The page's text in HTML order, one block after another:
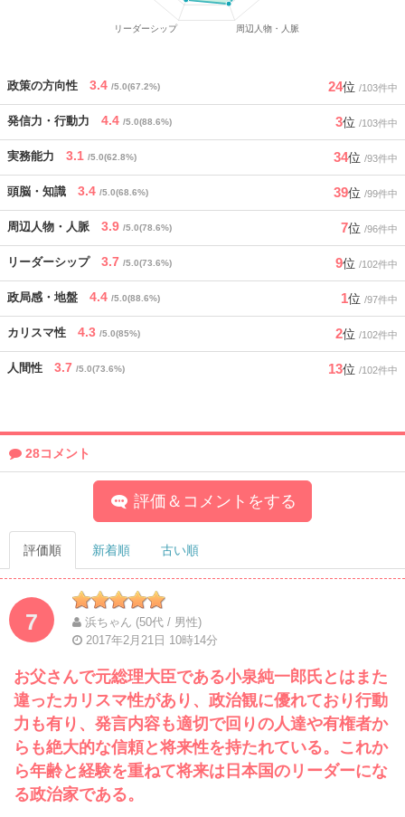
政策の方向性 3.4 /5.0(67.2%) 24位 /103件中
発信力・行動力 4.4 /5.0(88.6%) 3位 /103件中
実務能力 3.1 /5.0(62.8%) 34位 /93件中
頭脳・知識 3.4 /5.0(68.6%) 39位 /99件中
周辺人物・人脈 3.9 /5.0(78.6%) 7位 /96件中
リーダーシップ 3.7 /5.0(73.6%) 9位 /102件中
政局感・地盤 4.4 /5.0(88.6%) 1位 /97件中
カリスマ性 4.3 /5.0(85%) 2位 /102件中
人間性 3.7 /5.0(73.6%) 13位 /102件中
28コメント
評価＆コメントをする
評価順 新着順 古い順
7
浜ちゃん (50代 / 男性)
2017年2月21日 10時14分
お父さんで元総理大臣である小泉純一郎氏とはまた
違ったカリスマ性があり、政治観に優れており行動
力も有り、発言内容も適切で回りの人達や有権者か
らも絶大的な信頼と将来性を持たれている。これか
ら年齢と経験を重ねて将来は日本国のリーダーにな
る政治家である。